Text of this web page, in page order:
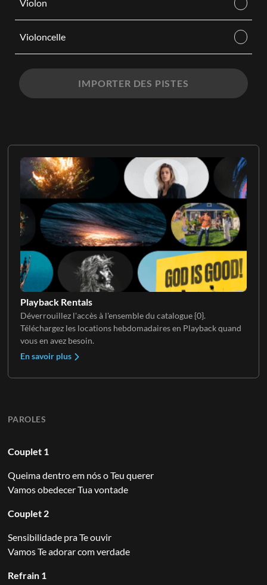
Playback Rentals
Déverrouillez l'accès à l'ensemble du catalogue {0}.
Téléchargez les locations hebdomadaires en Playback quand
vous en avez besoin.
En savoir plus
PAROLES
Couplet 1
Queima dentro em nós o Teu querer
Vamos obedecer Tua vontade
Couplet 2
Sensibilidade pra Te ouvir
Vamos Te adorar com verdade
Refrain 1
Violon
Violoncelle
IMPORTER DES PISTES